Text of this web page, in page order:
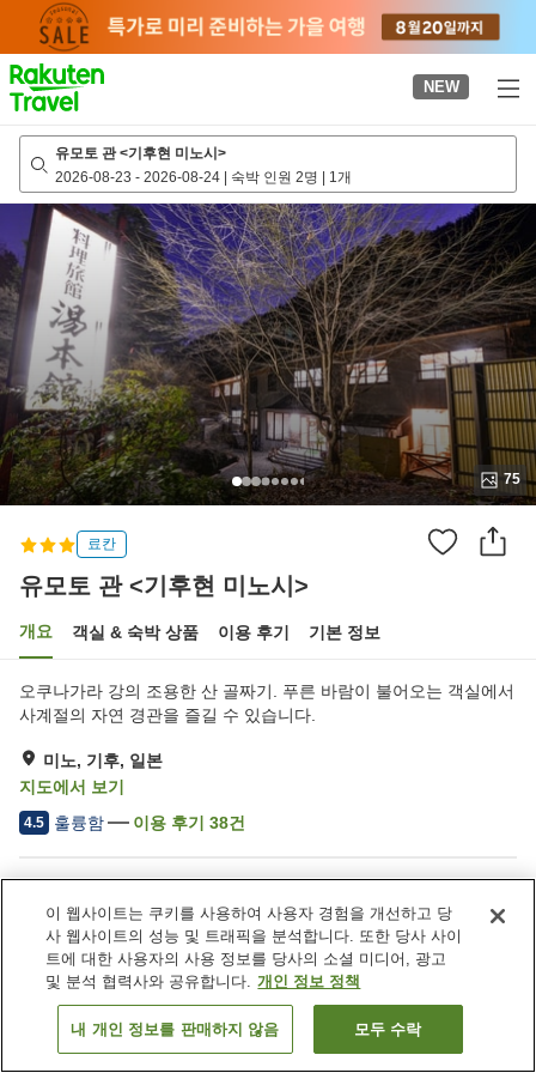
page
NEW
유모토 관 <기후현 미노시>
2026-08-23 - 2026-08-24 | 숙박 인원 2명 | 1개
75
료칸
유모토 관 <기후현 미노시>
개요 객실 & 숙박 상품 이용 후기 기본 정보
오쿠나가라 강의 조용한 산 골짜기. 푸른 바람이 불어오는 객실에서
사계절의 자연 경관을 즐길 수 있습니다.
미노, 기후, 일본
지도에서 보기
4.5 훌륭함 이용 후기 38건
주차장
암반욕
사우나
연회장
객실 보기
이 웹사이트는 쿠키를 사용하여 사용자 경험을 개선하고 당
사 웹사이트의 성능 및 트래픽을 분석합니다. 또한 당사 사이
트에 대한 사용자의 사용 정보를 당사의 소셜 미디어, 광고
및 분석 협력사와 공유합니다. 개인 정보 정책
내 개인 정보를 판매하지 않음 모두 수락